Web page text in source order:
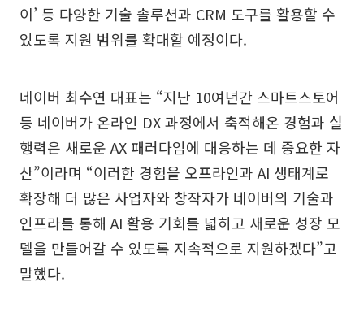
이’ 등 다양한 기술 솔루션과 CRM 도구를 활용할 수
있도록 지원 범위를 확대할 예정이다.
네이버 최수연 대표는 “지난 10여년간 스마트스토어
등 네이버가 온라인 DX 과정에서 축적해온 경험과 실
행력은 새로운 AX 패러다임에 대응하는 데 중요한 자
산”이라며 “이러한 경험을 오프라인과 AI 생태계로
확장해 더 많은 사업자와 창작자가 네이버의 기술과
인프라를 통해 AI 활용 기회를 넓히고 새로운 성장 모
델을 만들어갈 수 있도록 지속적으로 지원하겠다”고
말했다.